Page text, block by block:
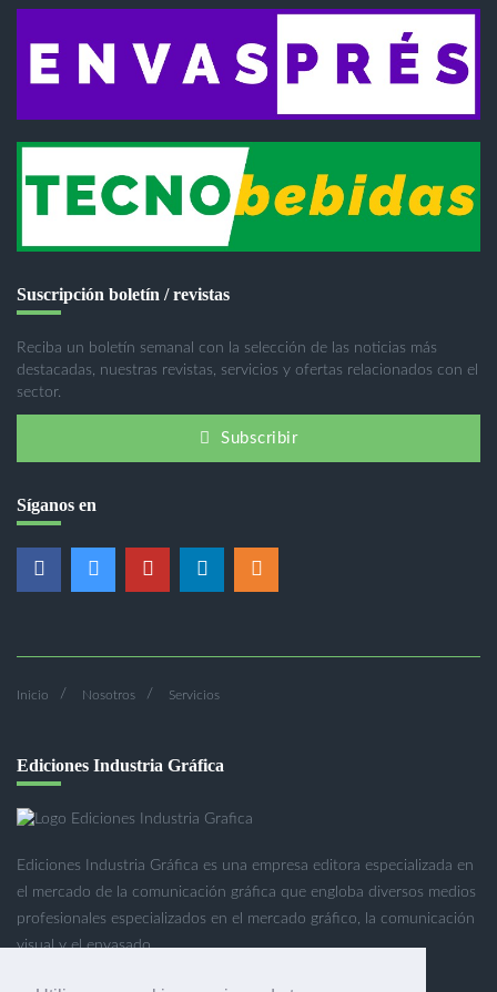
Suscripción boletín / revistas
Reciba un boletín semanal con la selección de las noticias más
destacadas, nuestras revistas, servicios y ofertas relacionados con el
sector.
Subscribir
Síganos en
Inicio Nosotros Servicios
Ediciones Industria Gráfica
Ediciones Industria Gráfica es una empresa editora especializada en
el mercado de la comunicación gráfica que engloba diversos medios
profesionales especializados en el mercado gráfico, la comunicación
visual y el envasado.